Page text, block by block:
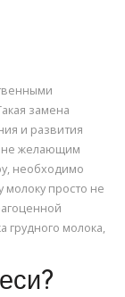
замена
и развития
не желающим
необходимо
просто не
грудного молока,